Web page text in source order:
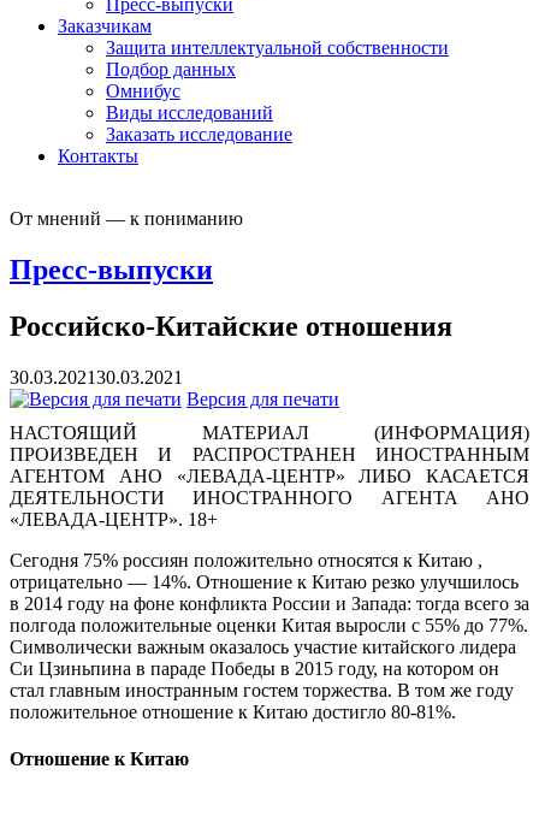
Заказчикам
Защита интеллектуальной собственности
Подбор данных
Омнибус
Виды исследований
Заказать исследование
Контакты
От мнений — к пониманию
Пресс-выпуски
Российско-Китайские отношения
30.03.202130.03.2021
Версия для печати
НАСТОЯЩИЙ МАТЕРИАЛ (ИНФОРМАЦИЯ)
ПРОИЗВЕДЕН И РАСПРОСТРАНЕН ИНОСТРАННЫМ
АГЕНТОМ АНО «ЛЕВАДА-ЦЕНТР» ЛИБО КАСАЕТСЯ
ДЕЯТЕЛЬНОСТИ ИНОСТРАННОГО АГЕНТА АНО
«ЛЕВАДА-ЦЕНТР». 18+
Сегодня 75% россиян положительно относятся к Китаю ,
отрицательно — 14%. Отношение к Китаю резко улучшилось
в 2014 году на фоне конфликта России и Запада: тогда всего за
полгода положительные оценки Китая выросли с 55% до 77%.
Символически важным оказалось участие китайского лидера
Си Цзиньпина в параде Победы в 2015 году, на котором он
стал главным иностранным гостем торжества. В том же году
положительное отношение к Китаю достигло 80-81%.
Отношение к Китаю